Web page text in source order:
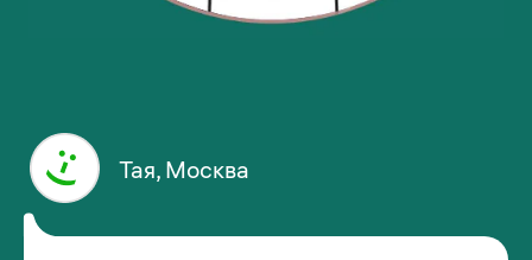
Тая, Москва